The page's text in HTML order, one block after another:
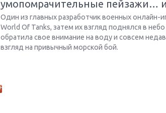
умопомрачительные пейзажи…
Один из главных разработчик военных онлайн-
World Of Tanks, затем их взгляд поднялся в
обратила свое внимание на воду и совсем
взгляд на привычный морской бой.